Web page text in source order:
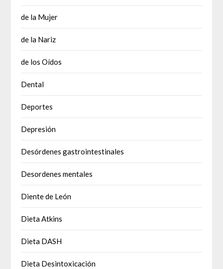
de la Mujer
de la Nariz
de los Oídos
Dental
Deportes
Depresión
Desórdenes gastrointestinales
Desordenes mentales
Diente de León
Dieta Atkins
Dieta DASH
Dieta Desintoxicación